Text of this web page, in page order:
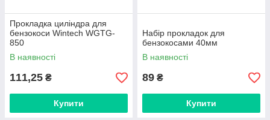
Прокладка циліндра для
бензокоси Wintech WGTG-
850
В наявності
111,25 ₴
Купити
Набір прокладок для
бензокосами 40мм
В наявності
89 ₴
Купити